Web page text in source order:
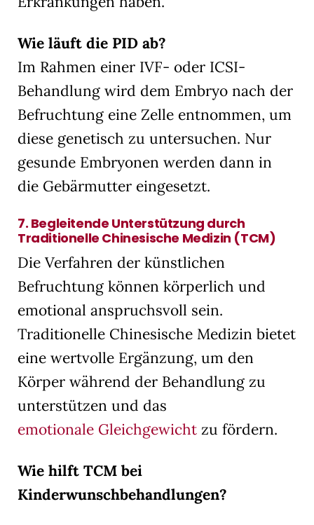
Wie läuft die PID ab?
Im Rahmen einer IVF- oder ICSI-
Behandlung wird dem Embryo nach der
Befruchtung eine Zelle entnommen, um
diese genetisch zu untersuchen. Nur
gesunde Embryonen werden dann in
die Gebärmutter eingesetzt.
7. Begleitende Unterstützung durch
Traditionelle Chinesische Medizin (TCM)
Die Verfahren der künstlichen
Befruchtung können körperlich und
emotional anspruchsvoll sein.
Traditionelle Chinesische Medizin bietet
eine wertvolle Ergänzung, um den
Körper während der Behandlung zu
unterstützen und das
emotionale Gleichgewicht zu fördern.
Wie hilft TCM bei
Kinderwunschbehandlungen?